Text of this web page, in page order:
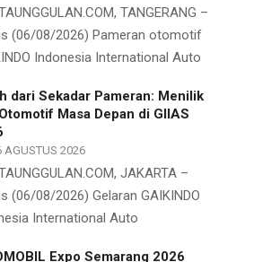
TANGERANG –
(06/08/2026) Pameran otomotif
Indonesia International Auto
dari Sekadar Pameran: Menilik
Masa Depan di GIIAS
AGUSTUS 2026
JAKARTA –
(06/08/2026) Gelaran GAIKINDO
International Auto
Expo Semarang 2026